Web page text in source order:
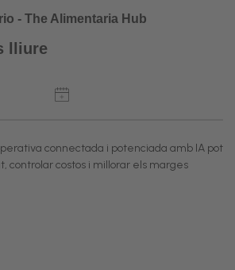
- The Alimentaria Hub
lliure
connectada i potenciada amb IA pot
controlar costos i millorar els marges